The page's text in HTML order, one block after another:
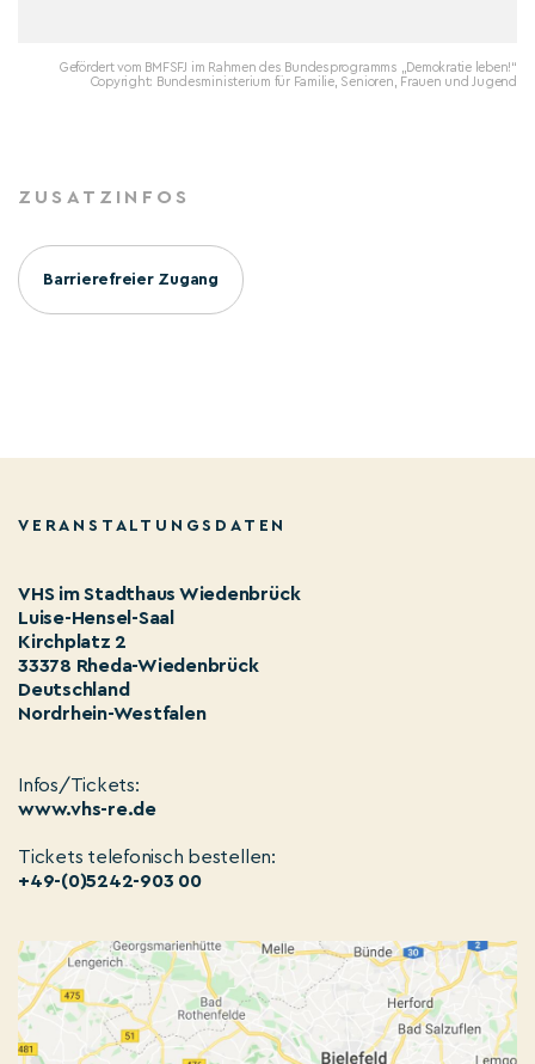
Gefördert vom BMFSFJ im Rahmen des Bundesprogramms „Demokratie leben!“
Copyright: Bundesministerium für Familie, Senioren, Frauen und Jugend
ZUSATZINFOS
Barrierefreier Zugang
VERANSTALTUNGSDATEN
VHS im Stadthaus Wiedenbrück
Luise-Hensel-Saal
Kirchplatz 2
33378 Rheda-Wiedenbrück
Deutschland
Nordrhein-Westfalen
Infos/Tickets:
www.vhs-re.de
Tickets telefonisch bestellen:
+49-(0)5242-903 00